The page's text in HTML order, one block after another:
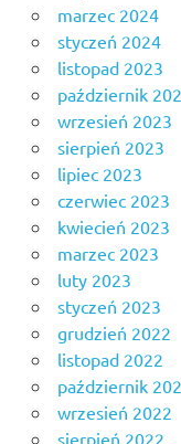
marzec 2024
styczeń 2024
listopad 2023
październik
wrzesień 2023
sierpień 2023
lipiec 2023
czerwiec 2023
kwiecień 2023
marzec 2023
luty 2023
styczeń 2023
grudzień 2022
listopad 2022
październik
wrzesień 2022
sierpień 2022